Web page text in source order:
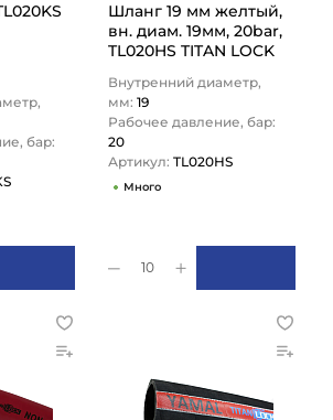
бар:
Шланг 19 мм желтый,
вн. диам. 19мм, 20bar,
TL020HS TITAN LOCK
Внутренний диаметр,
мм: 19
Рабочее давление, бар:
20
Артикул: TL020HS
Много
10